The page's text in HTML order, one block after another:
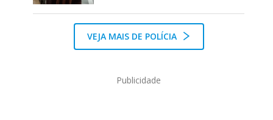
VEJA MAIS DE POLÍCIA
Publicidade